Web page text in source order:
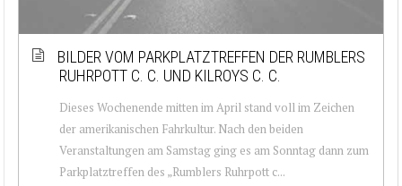
BILDER VOM PARKPLATZTREFFEN DER RUMBLERS
RUHRPOTT C. C. UND KILROYS C. C.
Dieses Wochenende mitten im April stand voll im Zeichen
der amerikanischen Fahrkultur. Nach den beiden
Veranstaltungen am Samstag ging es am Sonntag dann zum
Parkplatztreffen des „Rumblers Ruhrpott c...